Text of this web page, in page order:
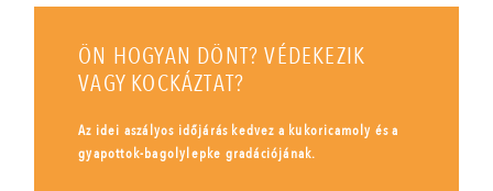
ÖN HOGYAN DÖNT? VÉDEKEZIK
VAGY KOCKÁZTAT?
Az idei aszályos időjárás kedvez a kukoricamoly és a
gyapottok-bagolylepke gradációjának.